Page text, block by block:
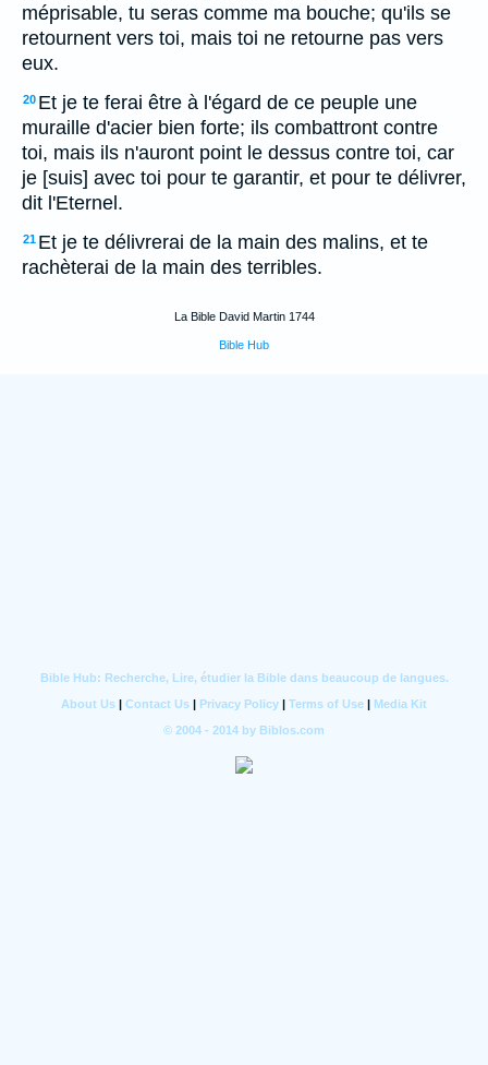
méprisable, tu seras comme ma bouche; qu'ils se
retournent vers toi, mais toi ne retourne pas vers
eux.
20 Et je te ferai être à l'égard de ce peuple une
muraille d'acier bien forte; ils combattront contre
toi, mais ils n'auront point le dessus contre toi, car
je [suis] avec toi pour te garantir, et pour te délivrer,
dit l'Eternel.
21 Et je te délivrerai de la main des malins, et te
rachèterai de la main des terribles.
La Bible David Martin 1744
Bible Hub